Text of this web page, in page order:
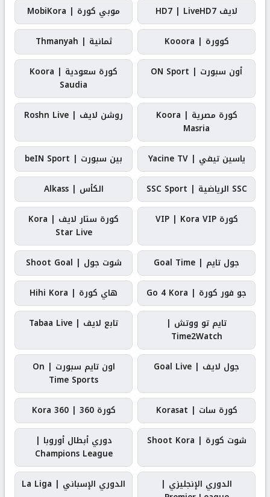
لايف HD7 | LiveHD7
موبي كورة | MobiKora
كوورة | Kooora
ثمانية | Thmanyah
أون سبورت | ON Sport
كورة سعودية | Koora
Saudia
كورة مصرية | Koora
Masria
روشن لايف | Roshn Live
ياسين تيفي | Yacine TV
بين سبورت | beIN Sport
SSC الرياضية | SSC Sport
الكأس | Alkass
كورة VIP | Kora VIP
كورة ستار لايف | Kora
Star Live
جول تايم | Goal Time
شوت جول | Shoot Goal
جو فور كورة | Go 4 Kora
هاي كورة | Hihi Kora
تايم تو ووتش |
Time2Watch
تابع لايف | Tabaa Live
جول لايف | Goal Live
اون تايم سبورت | On
Time Sports
كورة سات | Korasat
كورة 360 | Kora 360
شوت كورة | Shoot Kora
دوري أبطال أوروبا |
Champions League
الدوري الإنجليزي |
الدوري الإسباني | La Liga